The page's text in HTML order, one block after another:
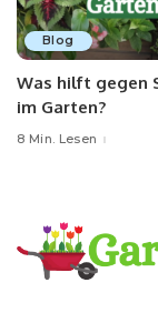
Blog
Was hilft gegen
im Garten?
8 Min. Lesen